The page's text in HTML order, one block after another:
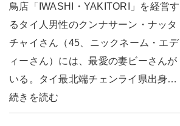
鳥店「IWASHI・YAKITORI」を経営す
るタイ人男性のクンナサーン・ナッタ
チャイさん（45、ニックネーム・エデ
ィーさん）には、最愛の妻ビーさんが
いる。タイ最北端チェンライ県出身…
続きを読む